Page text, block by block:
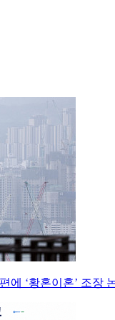
에 ‘황혼이혼’ 조장